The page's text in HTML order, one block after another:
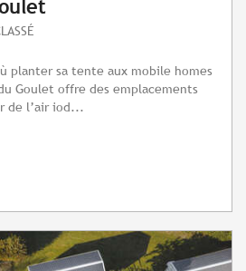
planter sa tente aux mobile homes
Goulet offre des emplacements
de l’air iod...